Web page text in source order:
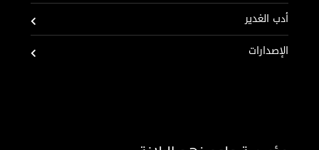
أدب الغدير
الإصدارات